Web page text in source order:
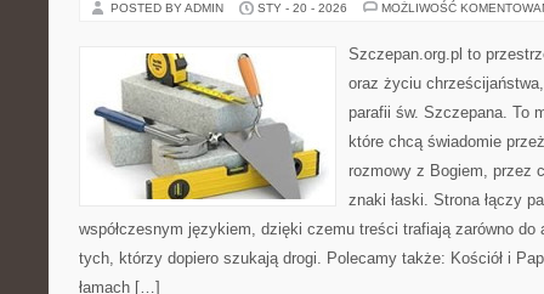
POSTED BY ADMIN STY - 20 - 2026 MOŻLIWOŚĆ
Szczepan.org.pl to
oraz życiu
parafii św. Szczepana. To
które chcą świadomie
rozmowy z Bogiem, przez
znaki łaski. Strona łączy
współczesnym językiem, dzięki czemu treści trafiają zarówno
tych, którzy dopiero szukają drogi. Polecamy także: Kościół i
łamach […]